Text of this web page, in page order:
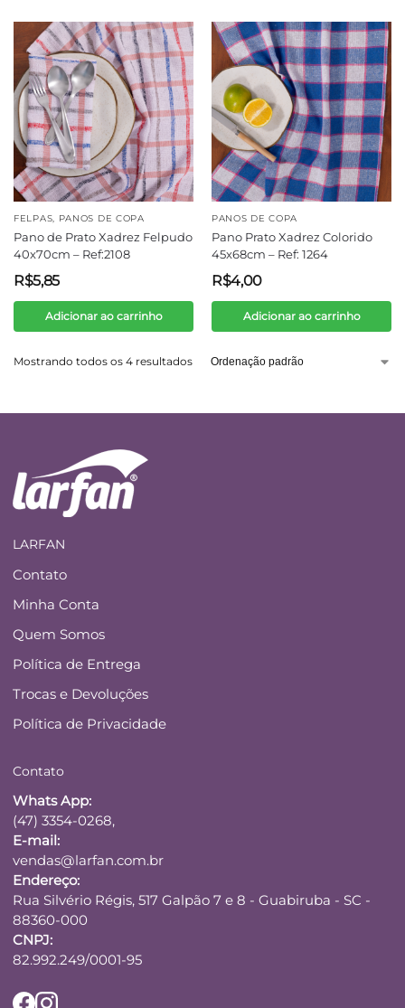
FELPAS, PANOS DE COPA
Pano de Prato Xadrez Felpudo
40x70cm – Ref:2108
R$5,85
Adicionar ao carrinho
PANOS DE COPA
Pano Prato Xadrez Colorido
45x68cm – Ref: 1264
R$4,00
Adicionar ao carrinho
Mostrando todos os 4 resultados
LARFAN
Contato
Minha Conta
Quem Somos
Política de Entrega
Trocas e Devoluções
Política de Privacidade
Contato
Whats App:
(47) 3354-0268,
E-mail:
vendas@larfan.com.br
Endereço:
Rua Silvério Régis, 517 Galpão 7 e 8 - Guabiruba - SC -
88360-000
CNPJ:
82.992.249/0001-95